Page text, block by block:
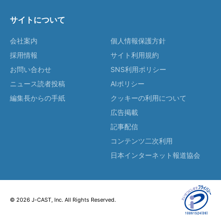
サイトについて
会社案内
採用情報
お問い合わせ
ニュース読者投稿
編集長からの手紙
個人情報保護方針
サイト利用規約
SNS利用ポリシー
AIポリシー
クッキーの利用について
広告掲載
記事配信
コンテンツ二次利用
日本インターネット報道協会
© 2026 J-CAST, Inc. All Rights Reserved.